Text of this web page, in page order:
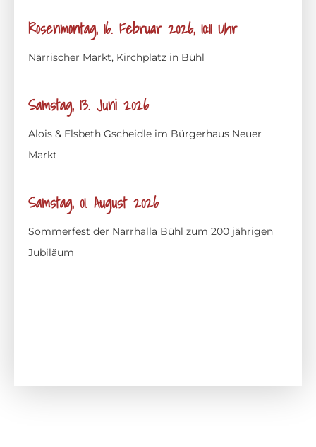
Rosenmontag, 16. Februar 2026, 10:11 Uhr
Närrischer Markt, Kirchplatz in Bühl
Samstag, 13. Juni 2026
Alois & Elsbeth Gscheidle im Bürgerhaus Neuer
Markt
Samstag, 01. August 2026
Sommerfest der Narrhalla Bühl zum 200 jährigen
Jubiläum